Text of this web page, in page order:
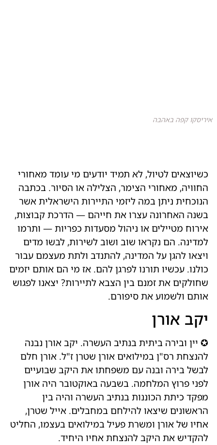
איריסקו קפה באהבה
כשיוצאים לטיול, לא תמיד יודעים מי עומד מאחורי
החוויה, מאחורי הצימר, הצלילה או הסיור. בכתבה
הנוכחית ניתן במה ליזמי התיירות הישראלית אשר
בשנה האחרונה עצרו את חייהם — הדרכת קבוצות,
אירוח מטיילים או ניהול מסעדות כפריות — ותרמו
למדינה. הם נקראו שוב ושוב לשירות, לבשו מדים
ויצאו להגן על המדינה, להתנדב ולתת מעצמם עבור
כולנו. עכשיו תורנו לפרגן להם. אז מי הם אותם יזמים
שחולקים את זמנם בין הצבא לתיירות? יצאנו לפגוש
אותם ולשמוע את סיפורם.
יקב אורן
✪ יין ובירה ביתית בנתיב העשרה. יקב אורן נבנה
להנצחת רס"ן במילואים אורן שטרן ז"ל. אורן חלם
לבשל בירה ובנה עם משפחתו את היקב שבועיים
לפני פרוץ המלחמה. בשבעה באוקטובר היה אורן
מפקד כיתת הכוננות בנתיב העשרה והיה בין
הראשונים שיצאו להילחם במחבלים. אייל שטרן,
אחיו של אורן ומשרת פעיל במילואים בעצמו, החליט
להקדיש את היקב להנצחת אחיו היחיד.